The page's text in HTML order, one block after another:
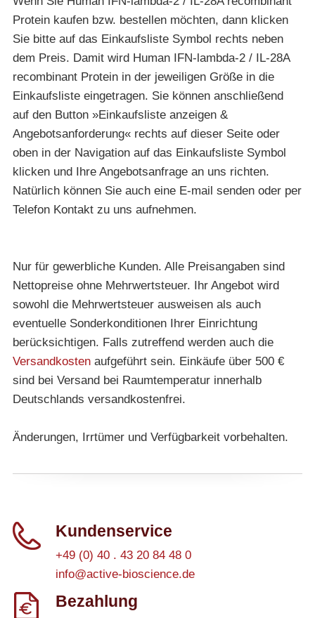
Protein kaufen bzw. bestellen möchten, dann klicken
Sie bitte auf das Einkaufsliste Symbol rechts neben
dem Preis. Damit wird Human IFN-lambda-2 / IL-28A
recombinant Protein in der jeweiligen Größe in die
Einkaufsliste eingetragen. Sie können anschließend
auf den Button »Einkaufsliste anzeigen &
Angebotsanforderung« rechts auf dieser Seite oder
oben in der Navigation auf das Einkaufsliste Symbol
klicken und Ihre Angebotsanfrage an uns richten.
Natürlich können Sie auch eine E-mail senden oder per
Telefon Kontakt zu uns aufnehmen.
Nur für gewerbliche Kunden. Alle Preisangaben sind
Nettopreise ohne Mehrwertsteuer. Ihr Angebot wird
sowohl die Mehrwertsteuer ausweisen als auch
eventuelle Sonderkonditionen Ihrer Einrichtung
berücksichtigen. Falls zutreffend werden auch die
Versandkostenaufgeführt sein. Einkäufe über 500 €
sind bei Versand bei Raumtemperatur innerhalb
Deutschlands versandkostenfrei.
Änderungen, Irrtümer und Verfügbarkeit vorbehalten.
Kundenservice
+49 (0) 40 . 43 20 84 48 0
info@active-bioscience.de
Bezahlung